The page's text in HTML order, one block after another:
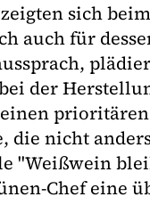
sich
auch für
der
die nicht
"Weißwein
Chef eine